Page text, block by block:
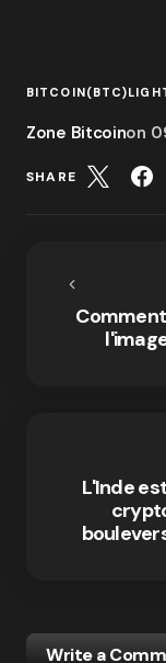
BITCOIN(BTC)
Zone Bitcoinon
SHARE
L'Inde
Write a